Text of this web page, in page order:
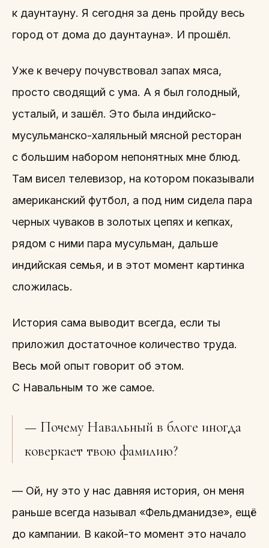
к даунтауну. Я сегодня за день пройду весь
город от дома до даунтауна». И прошёл.
Уже к вечеру почувствовал запах мяса,
просто сводящий с ума. А я был голодный,
усталый, и зашёл. Это была индийско-
мусульманско-халяльный мясной ресторан
с большим набором непонятных мне блюд.
Там висел телевизор, на котором показывали
американский футбол, а под ним сидела пара
черных чуваков в золотых цепях и кепках,
рядом с ними пара мусульман, дальше
индийская семья, и в этот момент картинка
сложилась.
История сама выводит всегда, если ты
приложил достаточное количество труда.
Весь мой опыт говорит об этом.
С Навальным то же самое.
— Почему Навальный в блоге иногда
коверкает твою фамилию?
— Ой, ну это у нас давняя история, он меня
раньше всегда называл «Фельдманидзе», ещё
до кампании. В какой-то момент это начало